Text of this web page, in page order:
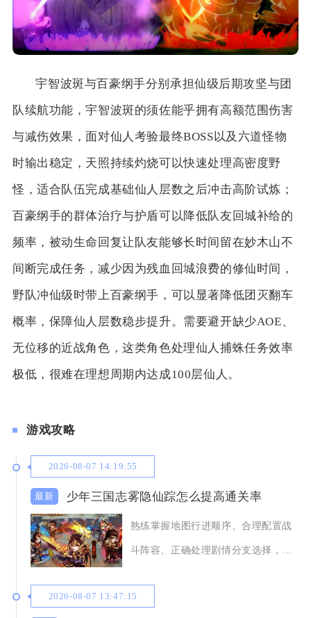
宇智波斑与百豪纲手分别承担仙级后期攻坚与团
队续航功能，宇智波斑的须佐能乎拥有高额范围伤害
与减伤效果，面对仙人考验最终BOSS以及六道怪物
时输出稳定，天照持续灼烧可以快速处理高密度野
怪，适合队伍完成基础仙人层数之后冲击高阶试炼；
百豪纲手的群体治疗与护盾可以降低队友回城补给的
频率，被动生命回复让队友能够长时间留在妙木山不
间断完成任务，减少因为残血回城浪费的修仙时间，
野队冲仙级时带上百豪纲手，可以显著降低团灭翻车
概率，保障仙人层数稳步提升。需要避开缺少AOE、
无位移的近战角色，这类角色处理仙人捕蛛任务效率
极低，很难在理想周期内达成100层仙人。
游戏攻略
2026-08-07 14:19:55
少年三国志雾隐仙踪怎么提高通关率
熟练掌握地图行进顺序、合理配置战
斗阵容、正确处理剧情分支选择，能
2026-08-07 13:47:15